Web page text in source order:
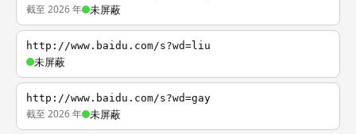
截至 2026 年 未屏蔽
http://www.baidu.com/s?wd=liu
未屏蔽
http://www.baidu.com/s?wd=gay
截至 2026 年 未屏蔽